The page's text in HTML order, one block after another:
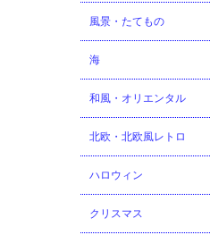
風景・たてもの
海
和風・オリエンタル
北欧・北欧風レトロ
ハロウィン
クリスマス